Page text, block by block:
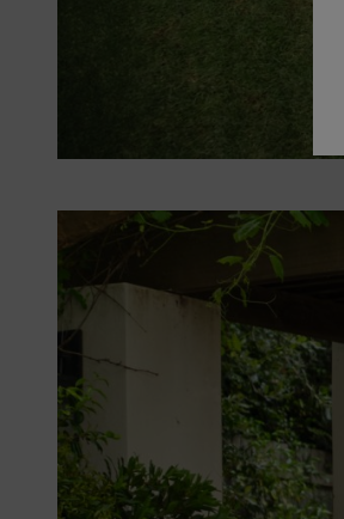
Fissare un legno squadrato al banco da lavoro.